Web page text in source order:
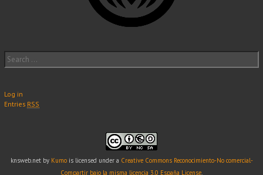
Search
for:
Log in
Entries RSS
knsweb.netby Kumois licensed under a Creative Commons Reconocimiento-No comercial-
Compartir bajo la misma licencia 3.0 España License.